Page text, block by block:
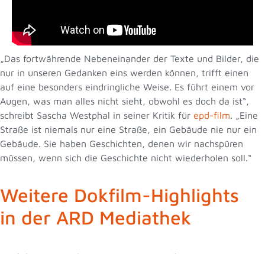
„Das fortwährende Nebeneinander der Texte und Bilder, die
nur in unseren Gedanken eins werden können, trifft einen
auf eine besonders eindringliche Weise. Es führt einem vor
Augen, was man alles nicht sieht, obwohl es doch da ist“,
schreibt Sascha Westphal in seiner Kritik für epd-film. „Eine
Straße ist niemals nur eine Straße, ein Gebäude nie nur ein
Gebäude. Sie haben Geschichten, denen wir nachspüren
müssen, wenn sich die Geschichte nicht wiederholen soll.“
Weitere Dokfilm-Highlights
in der ARD Mediathek